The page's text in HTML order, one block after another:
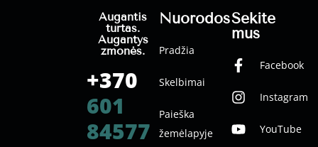
Nuorodos
Pradžia
Skelbimai
Paieška
žemėlapyje
Sekite
mus
Facebook
Instagram
YouTube
Augantis
turtas.
Augantys
žmonės.
+370
601
84577